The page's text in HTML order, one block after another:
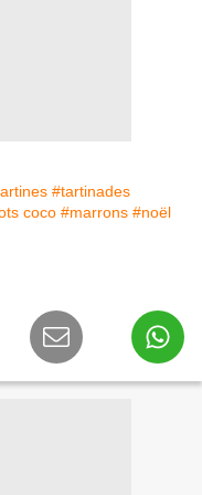
#tartinades
coco #marrons #noël